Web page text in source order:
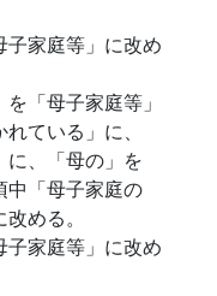
家庭等」に改め
「母子家庭等」
ている」に、
に、「母の」を
中「母子家庭の
める。
家庭等」に改め